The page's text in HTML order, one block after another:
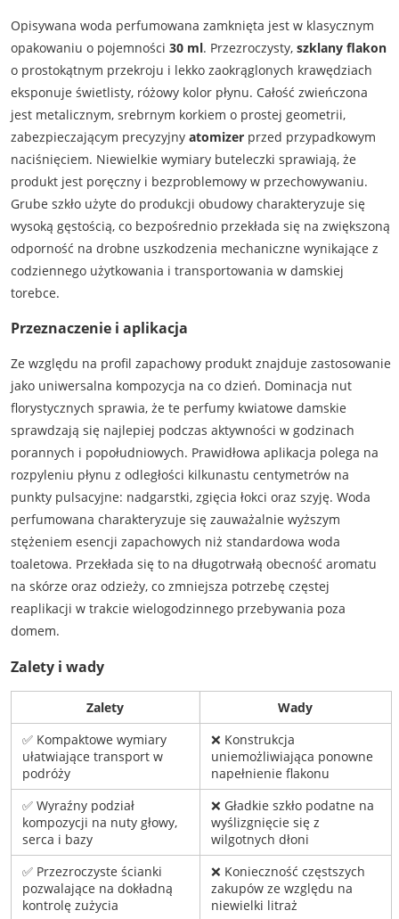
Opisywana woda perfumowana zamknięta jest w klasycznym
opakowaniu o pojemności 30 ml. Przezroczysty, szklany flakon
o prostokątnym przekroju i lekko zaokrąglonych krawędziach
eksponuje świetlisty, różowy kolor płynu. Całość zwieńczona
jest metalicznym, srebrnym korkiem o prostej geometrii,
zabezpieczającym precyzyjny atomizerprzed przypadkowym
naciśnięciem. Niewielkie wymiary buteleczki sprawiają, że
produkt jest poręczny i bezproblemowy w przechowywaniu.
Grube szkło użyte do produkcji obudowy charakteryzuje się
wysoką gęstością, co bezpośrednio przekłada się na zwiększoną
odporność na drobne uszkodzenia mechaniczne wynikające z
codziennego użytkowania i transportowania w damskiej
torebce.
Przeznaczenie i aplikacja
Ze względu na profil zapachowy produkt znajduje zastosowanie
jako uniwersalna kompozycja na co dzień. Dominacja nut
florystycznych sprawia, że te perfumy kwiatowe damskie
sprawdzają się najlepiej podczas aktywności w godzinach
porannych i popołudniowych. Prawidłowa aplikacja polega na
rozpyleniu płynu z odległości kilkunastu centymetrów na
punkty pulsacyjne: nadgarstki, zgięcia łokci oraz szyję. Woda
perfumowana charakteryzuje się zauważalnie wyższym
stężeniem esencji zapachowych niż standardowa woda
toaletowa. Przekłada się to na długotrwałą obecność aromatu
na skórze oraz odzieży, co zmniejsza potrzebę częstej
reaplikacji w trakcie wielogodzinnego przebywania poza
domem.
Zalety i wady
Zalety
Wady
✅ Kompaktowe wymiary
ułatwiające transport w
podróży
❌ Konstrukcja
uniemożliwiająca ponowne
napełnienie flakonu
✅ Wyraźny podział
kompozycji na nuty głowy,
serca i bazy
❌ Gładkie szkło podatne na
wyślizgnięcie się z
wilgotnych dłoni
✅ Przezroczyste ścianki
pozwalające na dokładną
kontrolę zużycia
❌ Konieczność częstszych
zakupów ze względu na
niewielki litraż